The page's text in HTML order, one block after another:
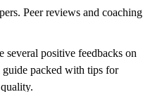
Peer reviews and coaching
several positive feedbacks on
guide packed with tips for